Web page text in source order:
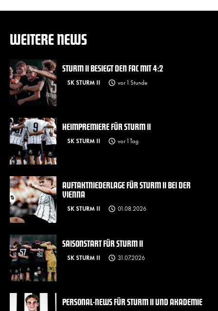
WEITERE NEWS
STURM II BESIEGT DEN FAC MIT 4:2
SK STURM II vor 1 Stunde
HEIMPREMIERE FÜR STURM II
SK STURM II vor 1 Tag
AUFTAKTNIEDERLAGE FÜR STURM II BEI DER
VIENNA
SK STURM II 01.08.2026
SAISONSTART FÜR STURM II
SK STURM II 31.07.2026
PERSONAL-NEWS FÜR STURM II UND AKADEMIE